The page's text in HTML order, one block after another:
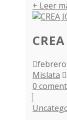
+ Leer
febrero
Mislata
0